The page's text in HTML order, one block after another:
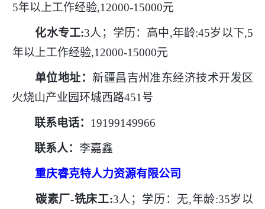
5年以上工作经验,12000-15000元
化水专工:3人；学历：高中,年龄:45岁以下,5
年以上工作经验,12000-15000元
单位地址：新疆昌吉州准东经济技术开发区
火烧山产业园环城西路451号
联系电话： 19199149966
联系人： 李嘉鑫
重庆睿克特人力资源有限公司
碳素厂-铣床工:3人；学历：无,年龄:35岁以